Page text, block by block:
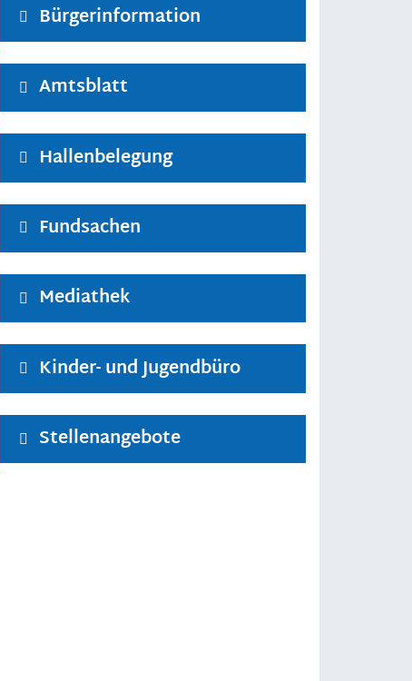
Bürgerinformation
Amtsblatt
Hallenbelegung
Fundsachen
Mediathek
Kinder- und Jugendbüro
Stellenangebote